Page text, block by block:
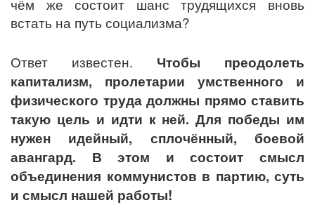
чём же состоит шанс трудящихся вновь
встать на путь социализма?
Ответ известен. Чтобы преодолеть
капитализм, пролетарии умственного и
физического труда должны прямо ставить
такую цель и идти к ней. Для победы им
нужен идейный, сплочённый, боевой
авангард. В этом и состоит смысл
объединения коммунистов в партию, суть
и смысл нашей работы!